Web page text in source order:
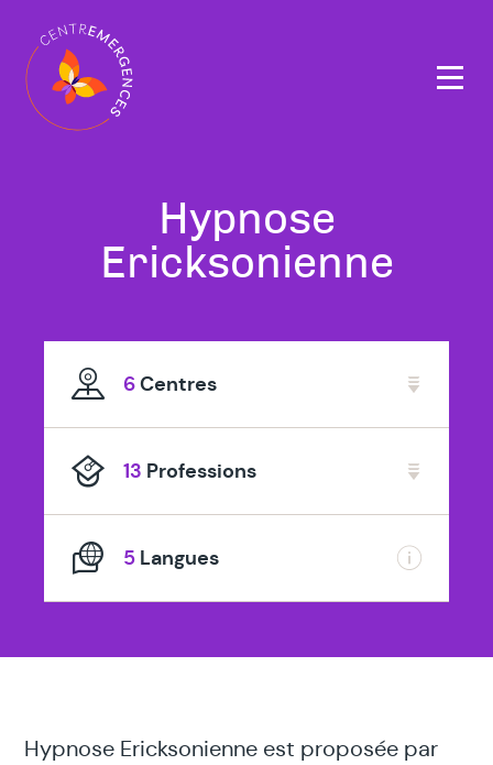
Tous
nos
spécialisé
en
Hypnose
Ericksonienne
6Centres
13 Professions
5 Langues
Navigation
principale
Hypnose Ericksonienne est proposée par